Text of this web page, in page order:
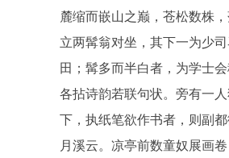
麓缩而嵌山之巅，苍松数株，
立两髯翁对坐，其下一为少
田；髯多而半白者，为学士会
各拈诗韵若联句状。旁有一
下，执纸笔欲作书者，则副
月溪云。凉亭前数童奴展画